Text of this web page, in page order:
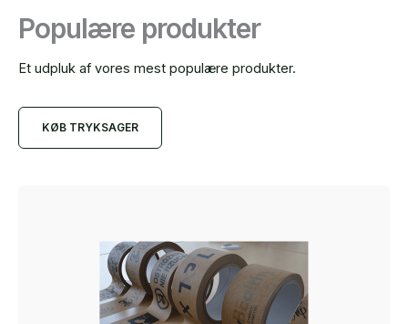
Populære produkter
Et udpluk af vores mest populære produkter.
KØB TRYKSAGER